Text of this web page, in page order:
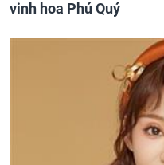
vinh hoa Phú Quý